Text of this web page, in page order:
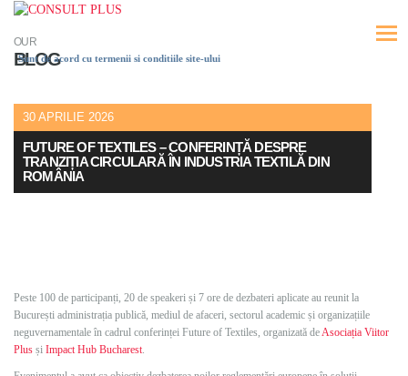
OUR
BLOG
30 APRILIE 2026
FUTURE OF TEXTILES – CONFERINȚĂ DESPRE
TRANZIȚIA CIRCULARĂ ÎN INDUSTRIA TEXTILĂ DIN
ROMÂNIA
Peste 100 de participanți, 20 de speakeri și 7 ore de dezbateri aplicate au reunit la
București administrația publică, mediul de afaceri, sectorul academic și organizațiile
neguvernamentale în cadrul conferinței Future of Textiles, organizată deAsociația Viitor
Plus și Impact Hub Bucharest.
Sunt de acord cu termenii si conditiile site-ului